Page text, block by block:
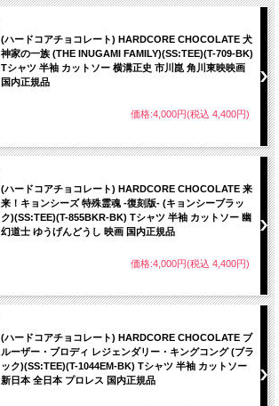
(ハードコアチョコレート) HARDCORE CHOCOLATE 犬
神家の一族 (THE INUGAMI FAMILY)(SS:TEE)(T-709-BK)
Tシャツ 半袖 カットソー 横溝正史 市川崑 角川東映映画
国内正規品
価格:4,000円(税込 4,400円)
(ハードコアチョコレート) HARDCORE CHOCOLATE 来
来！キョンシーズ 特殊霊魂 -復刻版- (キョンシーブラッ
ク)(SS:TEE)(T-855BKR-BK) Tシャツ 半袖 カットソー 幽
幻道士 ゆうげんどうし 映画 国内正規品
価格:4,000円(税込 4,400円)
(ハードコアチョコレート) HARDCORE CHOCOLATE ブ
ルーザー・ブロディ レジェンダリー・キングコング (ブラ
ック)(SS:TEE)(T-1044EM-BK) Tシャツ 半袖 カットソー
新日本 全日本 プロレス 国内正規品